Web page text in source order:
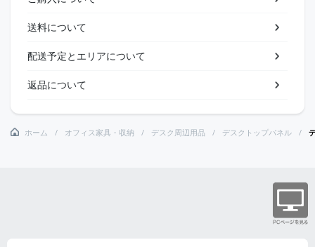
送料について
配送予定とエリアについて
返品について
ホーム オフィス家具・収納 デスク周辺用品 デスクトップパネル